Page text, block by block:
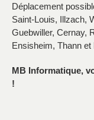
Déplacement
Saint-Louis, Illzach,
Guebwiller, Cernay,
Ensisheim, Thann et
MB Informatique,
!